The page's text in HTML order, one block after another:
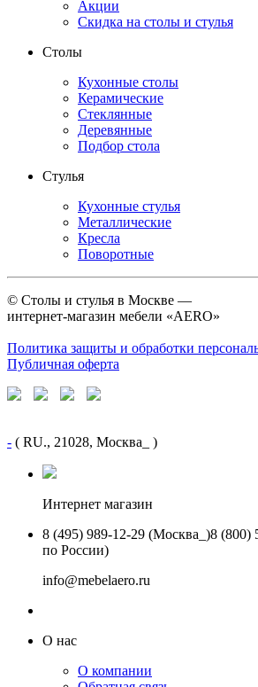
Акции
Скидка на столы и стулья
Столы
Кухонные столы
Керамические
Стеклянные
Деревянные
Подбор стола
Стулья
Кухонные стулья
Металлические
Кресла
Поворотные
© Столы и стулья в Москве —
интернет-магазин мебели «AERO»
Политика защиты и обработки
Публичная оферта
- ( RU., 21028, Москва_ )
Интернет магазин
8 (495) 989-12-29 (Москва_)8 (800)
по России)
info@mebelaero.ru
О нас
О компании